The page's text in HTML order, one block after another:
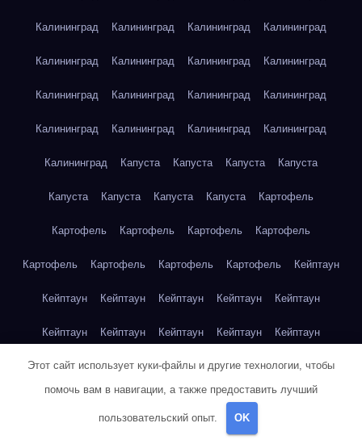
Калининград Калининград Калининград Калининград
Калининград Калининград Калининград Калининград
Калининград Калининград Калининград Калининград
Калининград Калининград Калининград Калининград
Калининград Капуста Капуста Капуста Капуста
Капуста Капуста Капуста Капуста Картофель
Картофель Картофель Картофель Картофель
Картофель Картофель Картофель Картофель Кейптаун
Кейптаун Кейптаун Кейптаун Кейптаун Кейптаун
Кейптаун Кейптаун Кейптаун Кейптаун Кейптаун
Кейптаун Кейптаун Кейптаун Кейптаун Кейптаун
Кейптаун
Клубника
Этот сайт использует куки-файлы и другие технологии, чтобы
помочь вам в навигации, а также предоставить лучший
пользовательский опыт. OK